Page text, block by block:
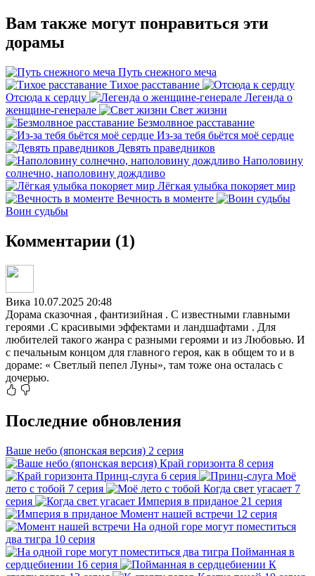
Вам также могут понравиться эти
дорамы
Путь снежного меча
Тихое расставание
Отсюда к сердцу
Легенда о
женщине-генерале
Свет жизни
Безмолвное расставание
Из-за тебя бьётся моё сердце
Девять праведников
Наполовину
солнечно, наполовину дождливо
Лёгкая улыбка покоряет мир
Вечность в моменте
Воин судьбы
Комментарии (1)
Вика 10.07.2025 20:48
Дорама сказочная , фантизийная . С известными главными
героями .С красивыми эффектами и ландшафтами . Для
любителей такого жанра с разными героями и из Любовью. И
с печальным концом для главного героя, как в общем то и в
дораме: « Светлый пепел Луны», там тоже она осталась с
дочерью.
Последние обновления
Ваше небо (японская версия) 2 серия
Край горизонта 8 серия
Принц-слуга 6 серия
Моё
лето с тобой 7 серия Когда свет угасает 7
серия
Империя в приданое 21 серия
Момент нашей встречи 12 серия
На одной горе могут поместиться
два тигра 10 серия
Пойманная в
сердцебиении 16 серия
К